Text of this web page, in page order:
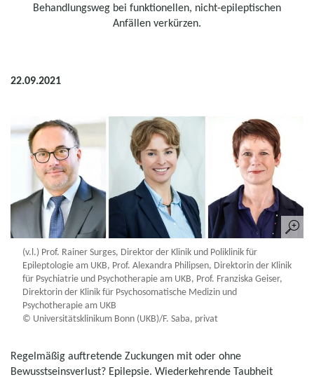
Behandlungsweg bei funktionellen, nicht-epileptischen
Anfällen verkürzen.
22.09.2021
(v.l.) Prof. Rainer Surges, Direktor der Klinik und Poliklinik für
Epileptologie am UKB, Prof. Alexandra Philipsen, Direktorin der Klinik
für Psychiatrie und Psychotherapie am UKB, Prof. Franziska Geiser,
Direktorin der Klinik für Psychosomatische Medizin und
Psychotherapie am UKB
© Universitätsklinikum Bonn (UKB)/F. Saba, privat
Regelmäßig auftretende Zuckungen mit oder ohne
Bewusstseinsverlust? Epilepsie. Wiederkehrende Taubheit